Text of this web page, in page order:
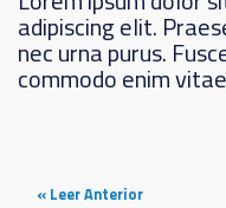
adipiscing elit.
nec urna purus.
commodo enim
« Leer Anterior